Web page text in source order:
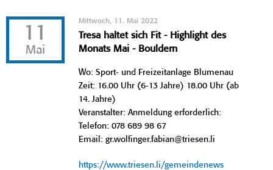
11
Mai
Mittwoch, 11. Mai 2022
Tresa haltet sich Fit - Highlight des
Monats Mai - Bouldern
Wo: Sport- und Freizeitanlage Blumenau
Zeit: 16.00 Uhr (6-13 Jahre) 18.00 Uhr (ab
14. Jahre)
Veranstalter: Anmeldung erforderlich:
Telefon: 078 689 98 67
Email: gr.wolfinger.fabian@triesen.li
https://www.triesen.li/gemeindenews